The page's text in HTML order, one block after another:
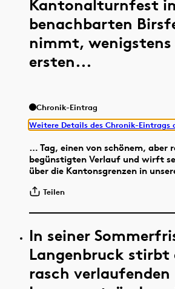
Kantonalturnfest
benachbarten
nimmt, wenigstens
ersten...
Chronik-Eintrag
Weitere Details des Chronik-Eintrags
… Tag, einen von schönem, aber
begünstigten Verlauf und wirft
über die Kantonsgrenzen in
Teilen
In seiner
Langenbruck stirbt
rasch verlaufenden